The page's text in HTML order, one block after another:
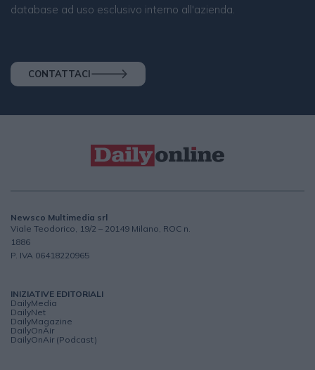
database ad uso esclusivo interno all'azienda.
CONTATTACI
Newsco Multimedia srl
Viale Teodorico, 19/2 – 20149 Milano, ROC n.
1886
P. IVA 06418220965
INIZIATIVE EDITORIALI
DailyMedia
DailyNet
DailyMagazine
DailyOnAir
DailyOnAir (Podcast)